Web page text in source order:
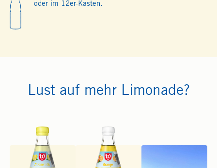
oder im 12er-Kasten.
Lust auf mehr Limonade?